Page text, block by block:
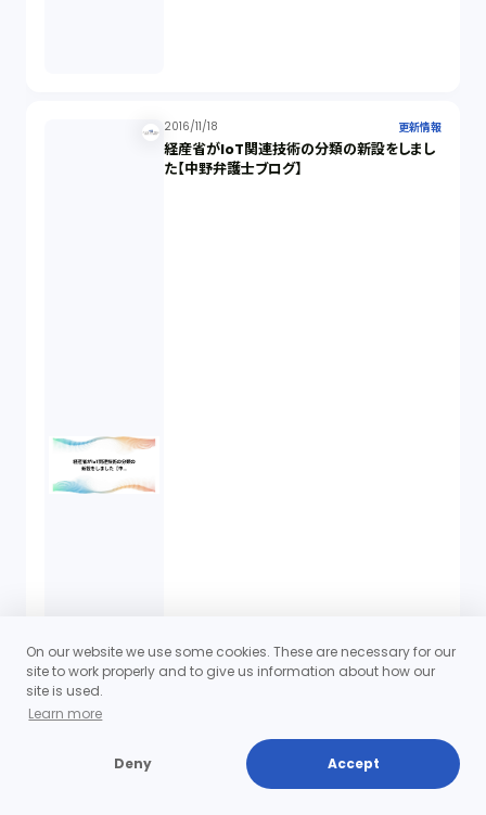
2016/11/18 更新情報
経産省がIoT関連技術の分類の新設をしまし
た【中野弁護士ブログ】
On our website we use some cookies. These are necessary for our
site to work properly and to give us information about how our
site is used.
Learn more
Deny Accept